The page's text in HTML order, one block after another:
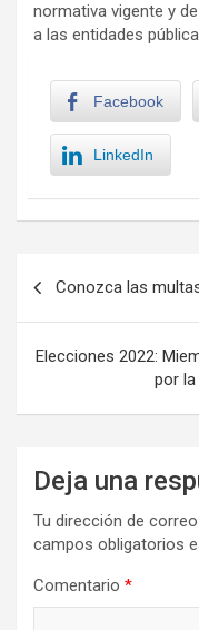
normativa vigente y
a las entidades
Facebook
LinkedIn
entradas
Conozca las
Elecciones 2022:
por la
Deja una
Tu dirección de
campos obligatorios
Comentario *